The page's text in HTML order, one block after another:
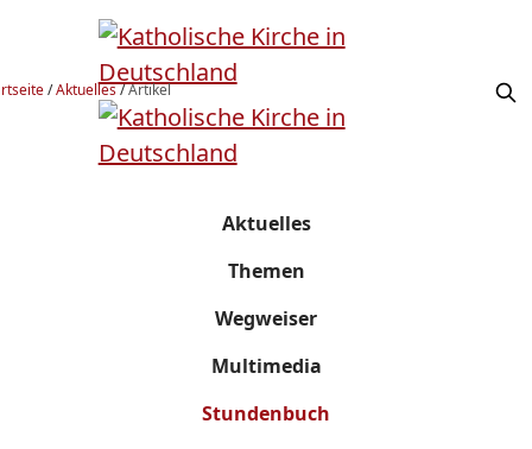
/Aktuelles/Artikel
Aktuelles
Themen
Wegweiser
Multimedia
Stundenbuch